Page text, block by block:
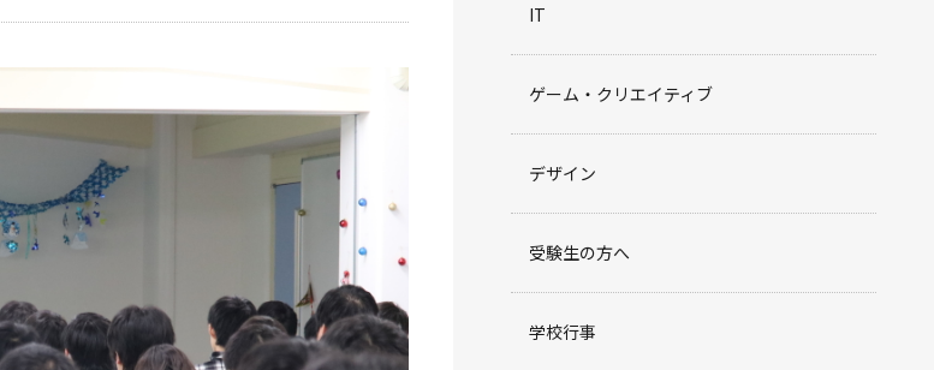
IT
ゲーム・クリエイティブ
デザイン
受験生の方へ
学校行事